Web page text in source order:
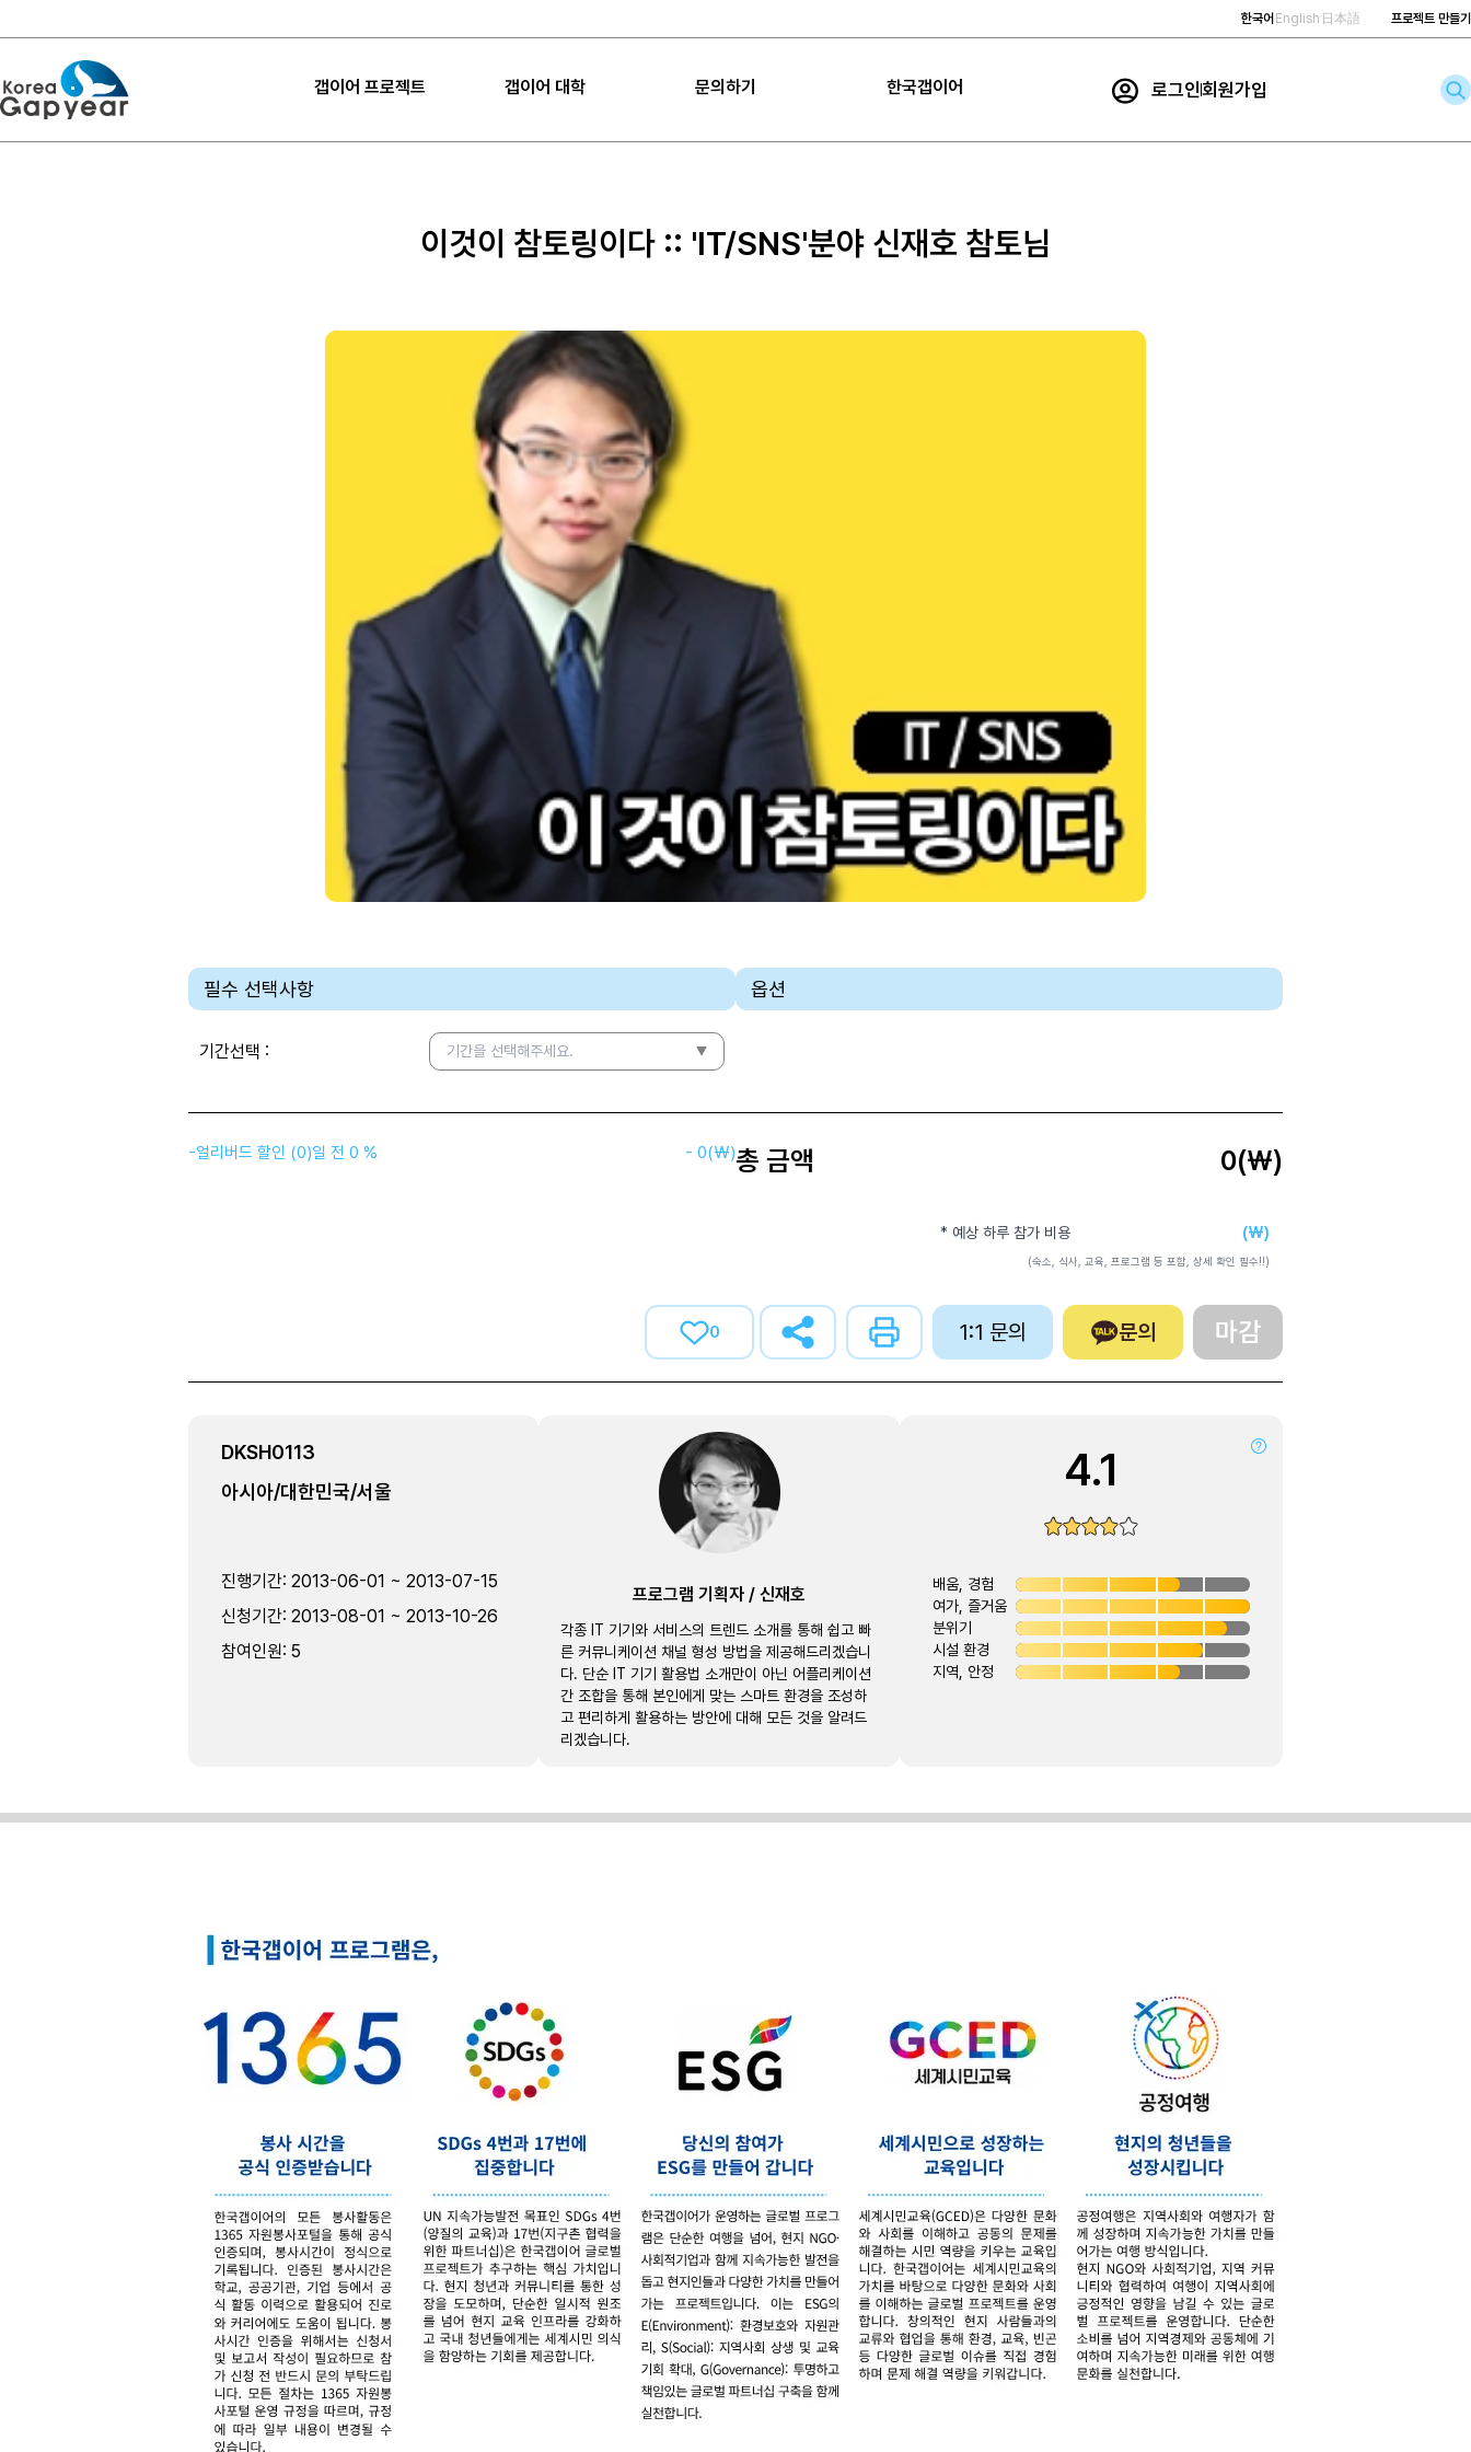
한국어 English 日本語 프로젝트 만들기
갭이어 프로젝트 갭이어 대학 문의하기 한국갭이어 로그인회원가입
Search
갭이어 미션
갭이어 수업
공지사항
임팩트
이것이 참토링이다 :: 'IT/SNS'분야 신재호 참토님
필수 선택사항
기간선택 : 기간을 선택해주세요.
옵션
-얼리버드 할인 (0)일 전 0 % - 0(₩)총 금액 0(₩)
* 예상 하루 참가 비용 (₩)
(숙소, 식사, 교육, 프로그램 등 포함, 상세 확인 필수!!)
0 1:1 문의 문의 마감
DKSH0113
아시아/대한민국/서울
진행기간: 2013-06-01 ~ 2013-07-15
신청기간: 2013-08-01 ~ 2013-10-26
참여인원: 5
프로그램 기획자 / 신재호
각종 IT 기기와 서비스의 트렌드 소개를 통해 쉽고 빠
른 커뮤니케이션 채널 형성 방법을 제공해드리겠습니
다. 단순 IT 기기 활용법 소개만이 아닌 어플리케이션
간 조합을 통해 본인에게 맞는 스마트 환경을 조성하
고 편리하게 활용하는 방안에 대해 모든 것을 알려드
리겠습니다.
4.1
배움, 경험
여가, 즐거움
분위기
시설 환경
지역, 안정